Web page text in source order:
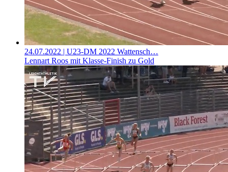
24.07.2022 | U23-DM 2022 Wattensch…
Lennart Roos mit Klasse-Finish zu Gold